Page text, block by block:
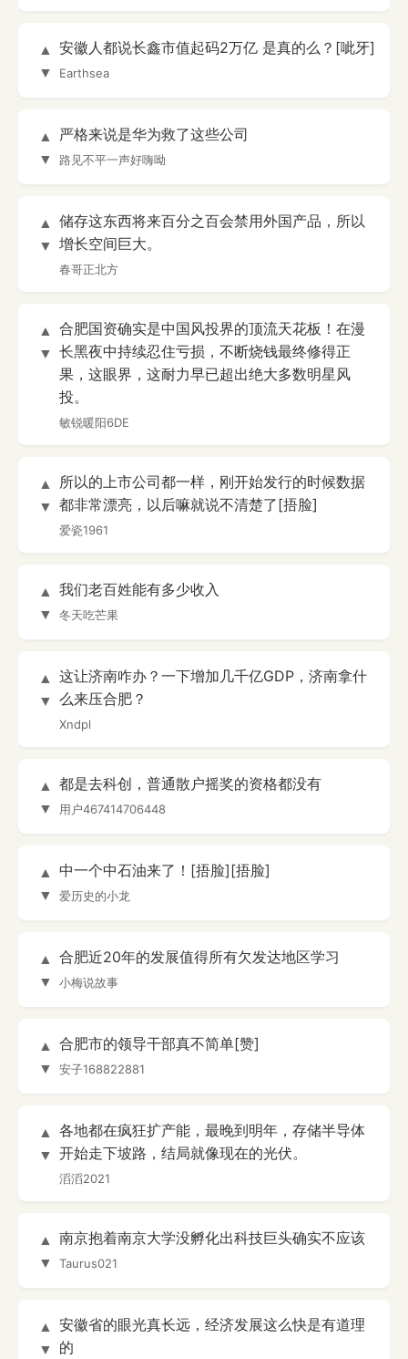
▲
▼
安徽人都说长鑫市值起码2万亿 是真的么？[呲牙]
Earthsea
▲
▼
严格来说是华为救了这些公司
路见不平一声好嗨呦
▲
▼
储存这东西将来百分之百会禁用外国产品，所以
增长空间巨大。
春哥正北方
▲
▼
合肥国资确实是中国风投界的顶流天花板！在漫
长黑夜中持续忍住亏损，不断烧钱最终修得正
果，这眼界，这耐力早已超出绝大多数明星风
投。
敏锐暖阳6DE
▲
▼
所以的上市公司都一样，刚开始发行的时候数据
都非常漂亮，以后嘛就说不清楚了[捂脸]
爱瓷1961
▲
▼
我们老百姓能有多少收入
冬天吃芒果
▲
▼
这让济南咋办？一下增加几千亿GDP，济南拿什
么来压合肥？
Xndpl
▲
▼
都是去科创，普通散户摇奖的资格都没有
用户467414706448
▲
▼
中一个中石油来了！[捂脸][捂脸]
爱历史的小龙
▲
▼
合肥近20年的发展值得所有欠发达地区学习
小梅说故事
▲
▼
合肥市的领导干部真不简单[赞]
安子168822881
▲
▼
各地都在疯狂扩产能，最晚到明年，存储半导体
开始走下坡路，结局就像现在的光伏。
滔滔2021
▲
▼
南京抱着南京大学没孵化出科技巨头确实不应该
Taurus021
▲
▼
安徽省的眼光真长远，经济发展这么快是有道理
的